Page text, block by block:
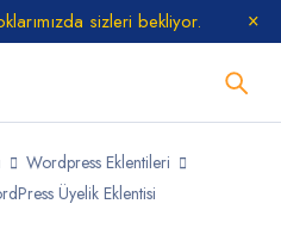
sizleri bekliyor.
Wordpress Eklentileri
Üyelik Eklentisi